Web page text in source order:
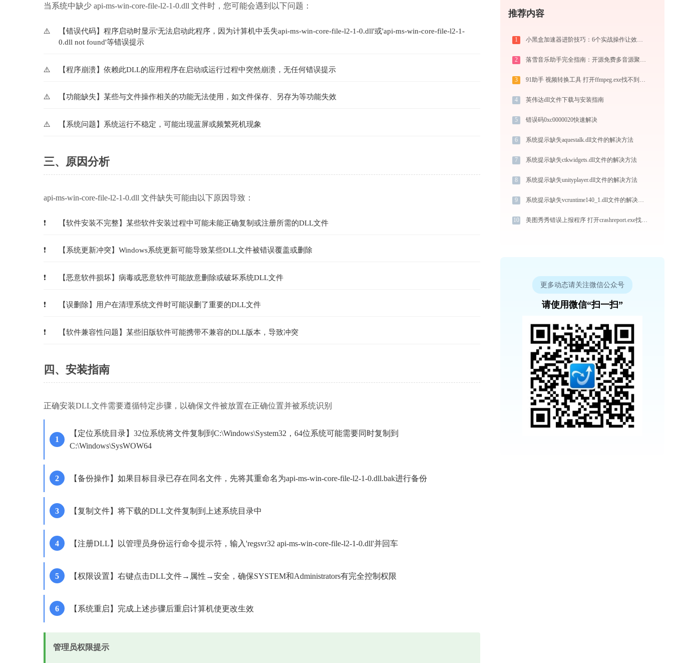
当系统中缺少 api-ms-win-core-file-l2-1-0.dll 文件时，您可能会遇到以下问题：
【错误代码】程序启动时显示'无法启动此程序，因为计算机中丢失api-ms-win-core-file-l2-1-0.dll'或'api-ms-win-core-file-l2-1-
0.dll not found'等错误提示
【程序崩溃】依赖此DLL的应用程序在启动或运行过程中突然崩溃，无任何错误提示
【功能缺失】某些与文件操作相关的功能无法使用，如文件保存、另存为等功能失效
【系统问题】系统运行不稳定，可能出现蓝屏或频繁死机现象
三、原因分析
api-ms-win-core-file-l2-1-0.dll 文件缺失可能由以下原因导致：
【软件安装不完整】某些软件安装过程中可能未能正确复制或注册所需的DLL文件
【系统更新冲突】Windows系统更新可能导致某些DLL文件被错误覆盖或删除
【恶意软件损坏】病毒或恶意软件可能故意删除或破坏系统DLL文件
【误删除】用户在清理系统文件时可能误删了重要的DLL文件
【软件兼容性问题】某些旧版软件可能携带不兼容的DLL版本，导致冲突
四、安装指南
正确安装DLL文件需要遵循特定步骤，以确保文件被放置在正确位置并被系统识别
【定位系统目录】32位系统将文件复制到C:\Windows\System32，64位系统可能需要同时复制到
C:\Windows\SysWOW64
【备份操作】如果目标目录已存在同名文件，先将其重命名为api-ms-win-core-file-l2-1-0.dll.bak进行备份
【复制文件】将下载的DLL文件复制到上述系统目录中
【注册DLL】以管理员身份运行命令提示符，输入'regsvr32 api-ms-win-core-file-l2-1-0.dll'并回车
【权限设置】右键点击DLL文件→属性→安全，确保SYSTEM和Administrators有完全控制权限
【系统重启】完成上述步骤后重启计算机使更改生效
管理员权限提示
推荐内容
1 小黑盒加速器进阶技巧：6个实战操作让效率翻倍
2 落雪音乐助手完全指南：开源免费多音源聚合音乐播放器的安装、配置与使用技巧（2026最新）
3 91助手 视频转换工具 打开ffmpeg.exe找不到avdevice-58.dll怎么办
4 英伟达dll文件下载与安装指南
5 错误码0xc0000020快速解决
6 系统提示缺失aquestalk.dll文件的解决方法
7 系统提示缺失ctkwidgets.dll文件的解决方法
8 系统提示缺失unityplayer.dll文件的解决方法
9 系统提示缺失vcruntime140_1.dll文件的解决方法
10 美图秀秀错误上报程序 打开crashreport.exe找不到dvacore.dll怎么办
更多动态请关注微信公众号
请使用微信“扫一扫”